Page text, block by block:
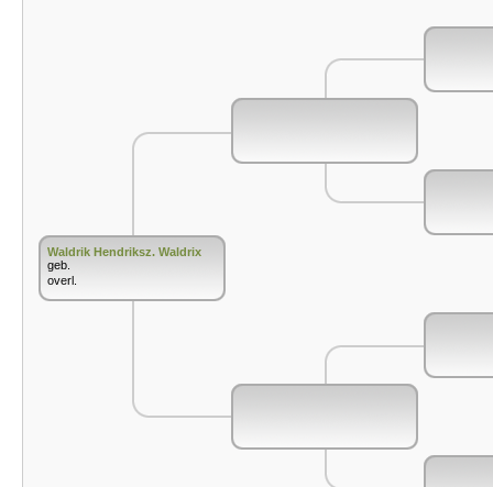
Waldrik Hendriksz. Waldrix
geb.
overl.